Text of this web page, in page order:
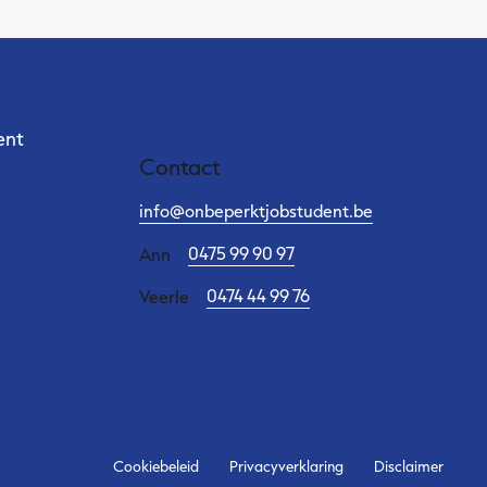
Contact
info@onbeperktjobstudent.be
Ann
0475 99 90 97
Veerle
0474 44 99 76
Cookiebeleid Privacyverklaring Disclaimer